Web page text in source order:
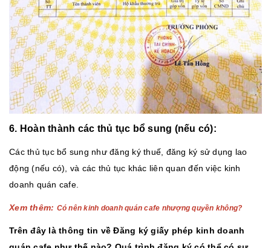
6. Hoàn thành các thủ tục bổ sung (nếu có):
Các thủ tục bổ sung như đăng ký thuế, đăng ký sử dụng lao
động (nếu có), và các thủ tục khác liên quan đến việc kinh
doanh quán cafe.
Xem thêm: Có nên kinh doanh quán cafe nhượng quyền không?
Trên đây là thông tin về Đăng ký giấy phép kinh doanh